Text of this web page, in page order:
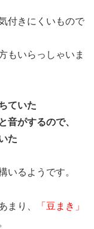
付きにくいもので
もいらっしゃいま
ていた
音がするので、
た
いるようです。
まり、
「豆まき」